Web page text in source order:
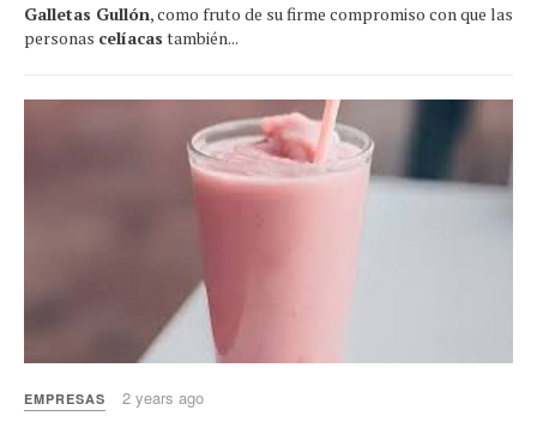
Galletas Gullón, como fruto de su firme compromiso con que las
personas celíacas también...
EMPRESAS 2 years ago